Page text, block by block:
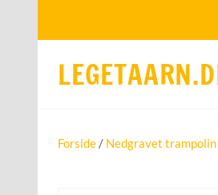
Forside / Nedgravet trampolin